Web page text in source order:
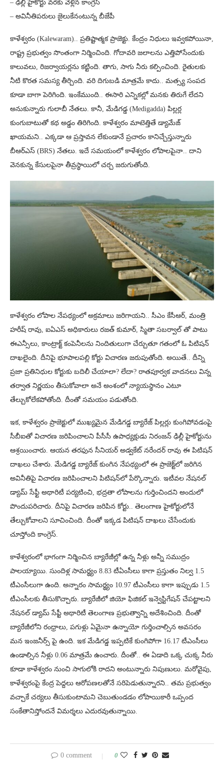
– ఢిల్లీ హైకోర్టు వరకు వెళ్లిన కాంగ్రెస్
– అవినీతిపరులు జైలుకేనంటున్న బీజేపీ
కాళేశ్వరం (Kalewaram).. ప్రతిష్టాత్మక ప్రాజెక్టు. కేంద్రం నిధులు ఇవ్వకపోయినా,
రాష్ట్ర ప్రభుత్వం సొంతంగా నిర్మించింది. గోదావరి జలాలను ఎత్తిపోసేందుకు
కాలువలు, రిజర్వాయర్లను కట్టింది. తాగు, సాగు నీరు కల్పించింది. రైతులకు
నీటి కొరత సమస్య తీర్చింది. వరి దిగుబడి మాత్రమే కాదు.. మత్స్య సంపద
కూడా బాగా పెరిగింది. ఇంకేముంది.. ఈసారి ఎన్నికల్లో మనకు తిరుగే లేదని
అనుకున్నారు గులాబీ నేతలు. కానీ, మేడిగడ్డ (Medigadda) పిల్లర్ల
కుంగుబాటుతో కథ అడ్డం తిరిగింది. కాళేశ్వరం మాటెత్తితే డ్యామేజ్
ఖాయమని.. ఎక్కడా ఆ ప్రస్తావన లేకుండానే ప్రచారం కానిచ్చేస్తున్నారు
బీఆర్ఎస్ (BRS) నేతలు. ఇదే సమయంలో కాళేశ్వరం లోపాలపైనా.. దాని
వెనకున్న కేసులపైనా తీవ్రస్థాయిలో చర్చ జరుగుతోంది.
కాళేశ్వరం లోపాల నేపథ్యంలో అక్రమాలు జరిగాయని.. సీఎం కేసీఆర్, మంత్రి
హరీష్ రావు, ఐఏఎస్ అధికారులు రజత్ కుమార్, స్మితా సబర్వాల్ తో పాటు
ఈఎన్సీలు, కాంట్రాక్ట్ కంపెనీలను నిందితులుగా చేర్చుతూ గతంలో ఓ పిటిషన్
దాఖలైంది. దీనిపై భూపాలపల్లి కోర్టు విచారణ జరుపుతోంది. అయితే.. దీన్ని
ప్రజా ప్రతినిధుల కోర్టుకు బదిలీ చేయాలా? లేదా? రాతపూర్వక వాదనలు విన్న
తర్వాత నిర్ణయం తీసుకోవాలా అనే అంశంలో న్యాయస్థానం ఎటూ
తేల్చుకోలేకపోతోంది. దీంతో సమయం పడుతోంది.
ఇక, కాళేశ్వరం ప్రాజెక్టులో ముఖ్యమైన మేడిగడ్డ బ్యారేజ్ పిల్లర్లు కుంగిపోవడంపై
సీబీఐతో విచారణ జరిపించాలని పీసీసీ ఉపాధ్యక్షుడు నిరంజన్ ఢిల్లీ హైకోర్టును
ఆశ్రయించారు. ఆయన తరఫున సీనియర్ అడ్వకేట్ నరేందర్ రావు ఈ పిటిషన్
దాఖలు చేశారు. మేడిగడ్డ బ్యారేజ్ కుంగిన నేపథ్యంలో ఈ ప్రాజెక్ట్​లో జరిగిన
అవినీతిపై విచారణ జరిపించాలని పిటిషన్​లో పేర్కొన్నారు. ఇటీవల నేషనల్
డ్యామ్ సేఫ్టీ అథారిటీ పర్యటించి, భద్రతా లోపాలను గుర్తించిందని అందులో
పొందుపరిచారు. దీనిపై విచారణ జరిపిన కోర్టు.. తెలంగాణ హైకోర్టులోనే
తేల్చుకోవాలని సూచించింది. దీంతో ఇక్కడ పిటిషన్ దాఖలు చేసేందుకు
చూస్తోంది కాంగ్రెస్.
కాళేశ్వరంలో భాగంగా నిర్మించిన బ్యారేజీల్లో ఉన్న నీళ్లు అన్నీ సముద్రం
పాలయ్యాయి. సుందిళ్ల సామర్థ్యం 8.83 టీఏంసీలు కాగా ప్రస్తుతం నిల్వ 1.5
టీఎంసీలుగా ఉంది. అన్నారం సామర్థ్యం 10.97 టీఎంసీలు కాగా ఇప్పుడు 1.5
టీఎంసీలకు తీసుకొచ్చారు. బ్యారేజీలో జియో ఫిజికల్ ఇన్వెస్టిగేషన్ చేపట్టాలని
నేషనల్ డ్యామ్ సేప్టీ అథారిటీ తెలంగాణ ప్రభుత్వాన్ని అదేశించింది. దీంతో
బ్యారేజీలోని రంధ్రాలు, పగుళ్లు ఏమైనా ఉన్నాయో గుర్తించాల్సిన అవసరం
మన ఇంజనీర్స్ పై ఉంది. ఇక మేడిగడ్డ ఇప్పటికే కుంగిపోగా 16.17 టీఎంసీలు
ఉండాల్సిన నీళ్లు 0.06 మాత్రమే ఉంచారు. దీంతో.. ఈ ఏడాది ఒక్క చుక్క నీరు
కూడా కాళేశ్వరం నుంచి సాగులోకి రాదని అంటున్నారు నిపుణులు. మరోవైపు,
కాళేశ్వరంపై కేంద్ర పెద్దలు ఆరోపణలతోనే సరిపెడుతున్నారని.. తమ ప్రభుత్వం
వచ్చాకే చర్యలు తీసుకుంటామని చెబుతుండడం లోపాయికారీ ఒప్పంద
సంకేతానిస్తోందనే విమర్శలు ఎదురవుతున్నాయి.
0 comment 0